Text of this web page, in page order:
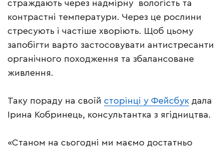
страждають через надмірну вологість та
контрастні температури. Через це рослини
стресують і частіше хворіють. Щоб цьому
запобігти варто застосовувати антистресанти
органічного походження та збалансоване
живлення.
Таку пораду на своїй сторінці у Фейсбук дала
Ірина Кобринець, консультантка з ягідництва.
«Станом на сьогодні ми маємо достатньо